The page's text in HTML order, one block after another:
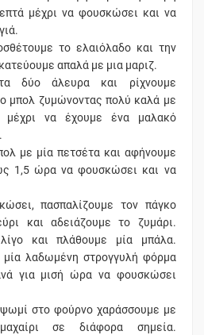
μέχρι να φουσκώσει και να
το ελαιόλαδο και την
απαλά με μια μαριζ.
τα δύο άλευρα και ρίχνουμε
μπολ ζυμώνοντας πολύ καλά με
μέχρι να έχουμε ένα μαλακό
με μία πετσέτα και αφήνουμε
1,5 ώρα να φουσκώσει και να
πασπαλίζουμε τον πάγκο
και αδειάζουμε το ζυμάρι.
και πλάθουμε μία μπάλα.
λαδωμένη στρογγυλή φόρμα
για μισή ώρα να φουσκώσει
στο φούρνο χαράσσουμε με
σε διάφορα σημεία.